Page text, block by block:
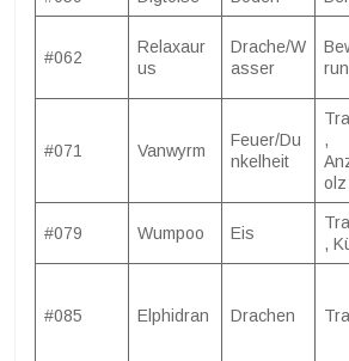
#062
Relaxaur
us
Drache/W
asser
#071 Vanwyrm
Feuer/Du
nkelheit
,
olz
#079 Wumpoo Eis
,
#085 Elphidran Drachen